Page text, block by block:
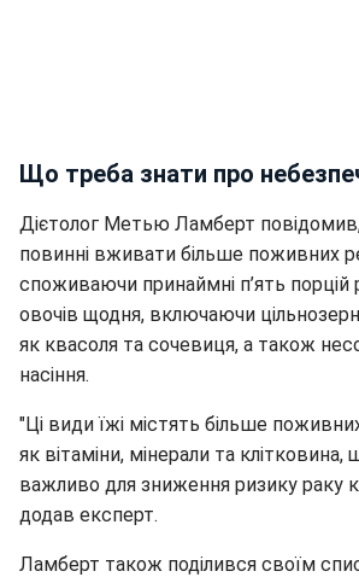
Що треба знати про
Дієтолог Метью Ламберт
повинні вживати більше поживних
споживаючи принаймні п’ять порцій
овочів щодня, включаючи
як квасоля та сочевиця, а також
насіння.
"Ці види їжі містять більше
як вітаміни, мінерали та
важливо для зниження ризику раку
додав експерт.
Ламберт також поділився своїм